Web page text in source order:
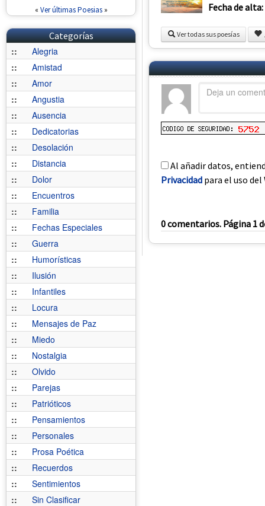
« Ver últimas Poesias»
Categorías
::
Alegria
::
Amistad
::
Amor
::
Angustia
::
Ausencia
::
Dedicatorias
::
Desolación
::
Distancia
::
Dolor
::
Encuentros
::
Familia
::
Fechas Especiales
::
Guerra
::
Humorísticas
::
Ilusión
::
Infantiles
::
Locura
::
Mensajes de Paz
::
Miedo
::
Nostalgia
::
Olvido
::
Parejas
::
Patrióticos
::
Pensamientos
::
Personales
::
Prosa Poética
::
Recuerdos
::
Sentimientos
::
Sin Clasificar
Fecha de alta:
Ver todas sus poesías
Al añadir datos,
Privacidad para el uso del
0 comentarios. Página 1